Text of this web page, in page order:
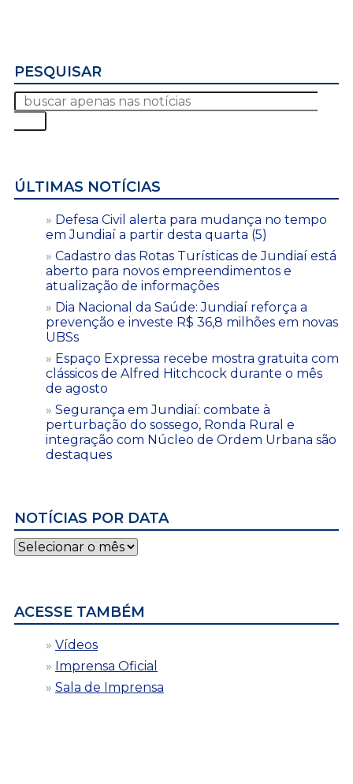
PESQUISAR
ÚLTIMAS NOTÍCIAS
Defesa Civil alerta para mudança no tempo
em Jundiaí a partir desta quarta (5)
Cadastro das Rotas Turísticas de Jundiaí está
aberto para novos empreendimentos e
atualização de informações
Dia Nacional da Saúde: Jundiaí reforça a
prevenção e investe R$ 36,8 milhões em novas
UBSs
Espaço Expressa recebe mostra gratuita com
clássicos de Alfred Hitchcock durante o mês
de agosto
Segurança em Jundiaí: combate à
perturbação do sossego, Ronda Rural e
integração com Núcleo de Ordem Urbana são
destaques
NOTÍCIAS POR DATA
Notícias
por
ACESSE TAMBÉM
Vídeos
Imprensa Oficial
Sala de Imprensa